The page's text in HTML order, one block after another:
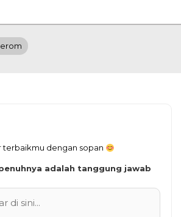
terbaikmu dengan sopan
adalah tanggung jawab